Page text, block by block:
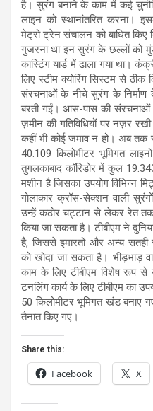
है। सुरंग बनाने के काम में कई
लाइन को स्थानांतरित करना।
मेट्रो ट्रेन संचालन को बाधित किए
गुजरना था इन सुरंग के छल्लों को
कास्टिंग यार्ड में ढाला गया था।
लिए स्टीम क्योरिंग सिस्टम से ठीक
संरचनाओं के नीचे सुरंग के निर्माण
बरती गईं। आस-पास की
ज़मीन की गतिविधियों पर नज़र
कहीं भी कोई जमाव न हो। अब
40.109 किलोमीटर भूमिगत
तुगलकाबाद कॉरिडोर में कुल
मशीन है जिसका उपयोग विभिन्न
गोलाकार क्रॉस-सेक्शन वाली
उन्हें कठोर चट्टान से लेकर रेत
किया जा सकता है। टीबीएम ने
है, जिससे इमारतों और अन्य सतही
को खोदा जा सकता है। भीड़भाड़
काम के लिए टीबीएम विशेष रूप
टनलिंग कार्य के लिए टीबीएम का
50 किलोमीटर भूमिगत खंड बनाए
तैनात किए गए।
Share this:
Facebook X